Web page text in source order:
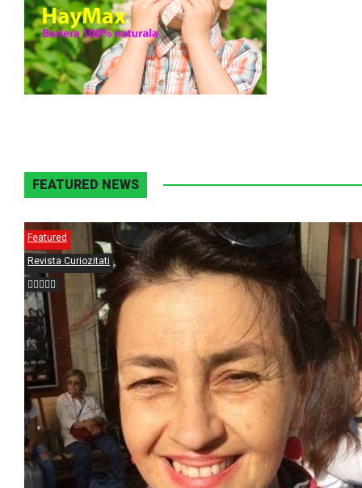
FEATURED NEWS
Featured
Revista Curiozitati